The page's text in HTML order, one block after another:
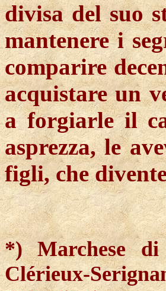
divisa del suo
mantenere i
comparire
acquistare un
a forgiarle il
asprezza, le
figli, che
*) Marchese di
Clérieux-